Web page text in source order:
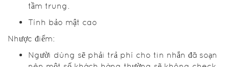
tầm trung.
Tính bảo mật cao
Nhược điểm:
Người dùng sẽ phải trả phí cho tin nhắn đã soạn